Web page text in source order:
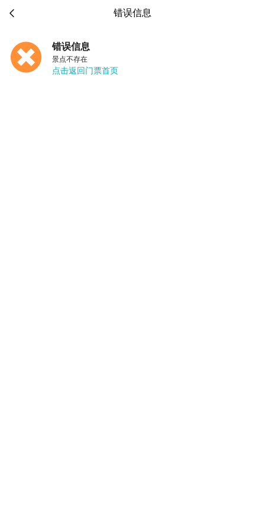
 错误信息
错误信息
景点不存在
点击返回门票首页